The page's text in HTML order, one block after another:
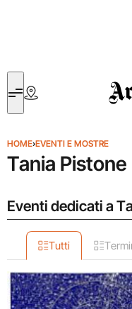
HOME›EVENTI E MOSTRE
Tania Pistone
Eventi dedicati a
Tutti